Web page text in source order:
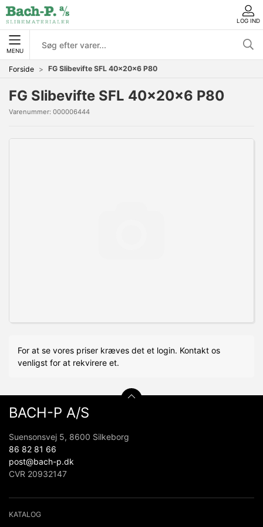
LOG IND
MENU
Forside FG Slibevifte SFL 40x20x6 P80
FG Slibevifte SFL 40x20x6 P80
Varenummer: 000006444
For at se vores priser kræves det et login. Kontakt os
venligst for at rekvirere et.
BACH-P A/S
Suensonsvej 5, 8600 Silkeborg
86 82 81 66
post@bach-p.dk
CVR 20932147
KATALOG